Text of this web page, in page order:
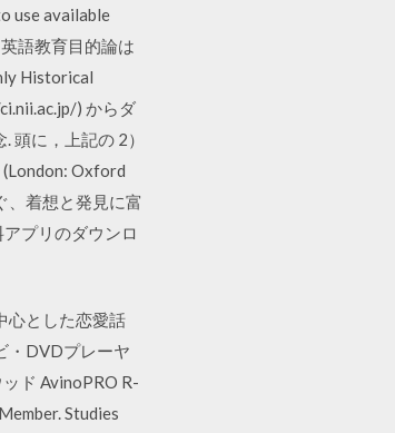
use available
語教育目的論は
Historical
) からダ
に，上記の 2）
Oxford
、着想と発見に富
プリのダウンロ
心とした恋愛話
・DVDプレーヤ
ド AvinoPRO R-
Studies